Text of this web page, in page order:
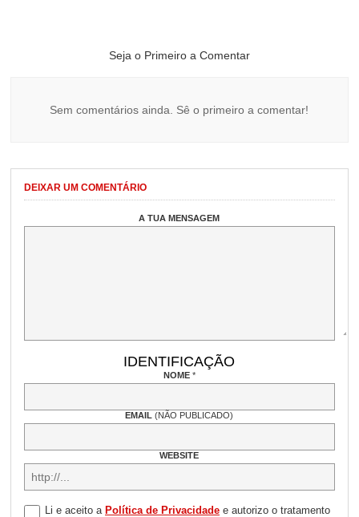
Seja o Primeiro a Comentar
Sem comentários ainda. Sê o primeiro a comentar!
DEIXAR UM COMENTÁRIO
A TUA MENSAGEM
IDENTIFICAÇÃO
NOME *
EMAIL(NÃO PUBLICADO)
WEBSITE
Li e aceito a Política de Privacidadee autorizo o tratamento